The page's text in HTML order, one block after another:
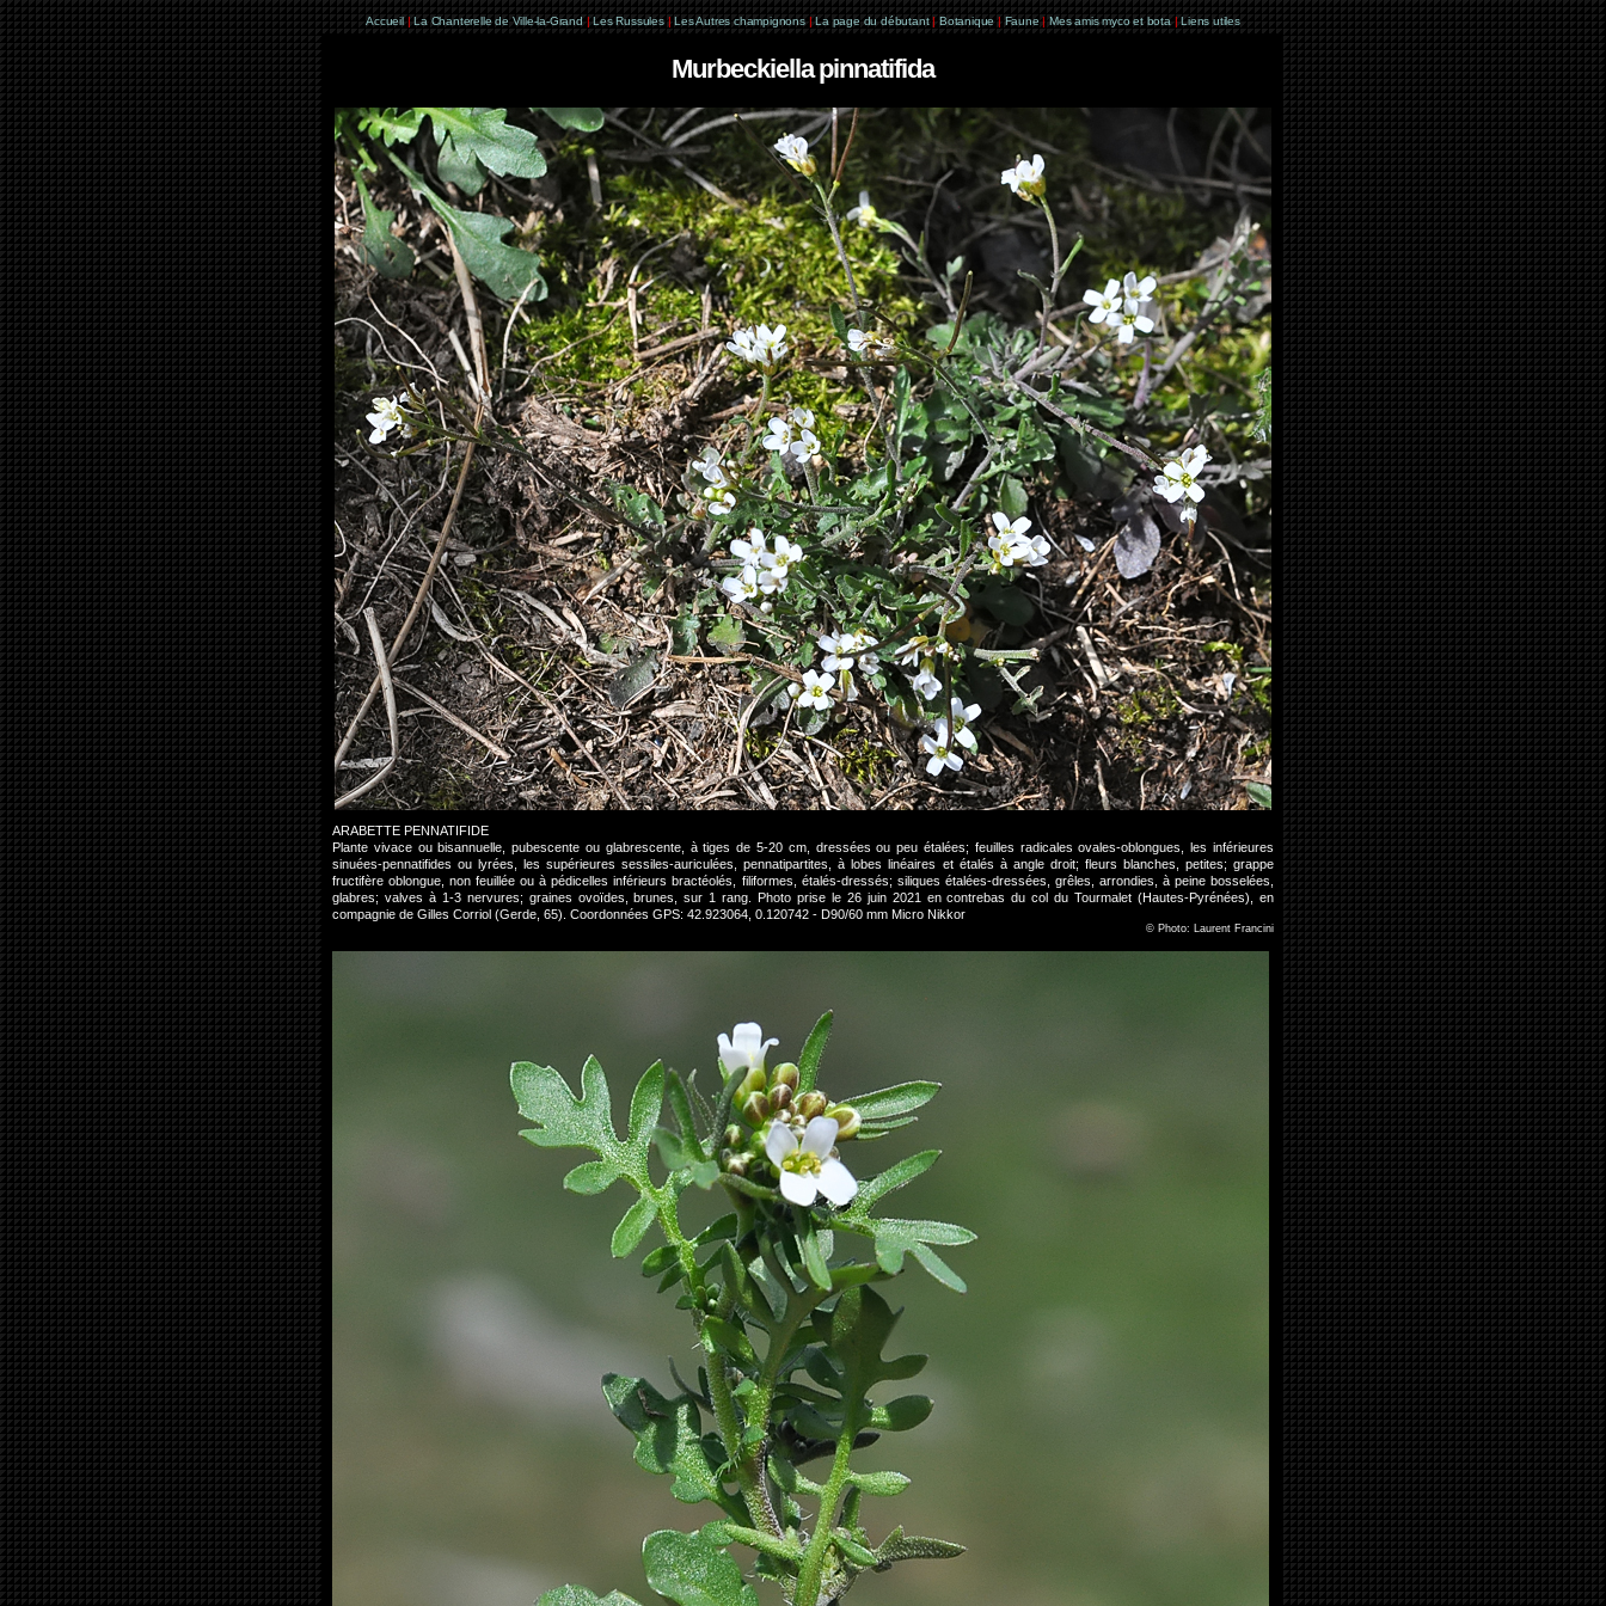
Accueil | La Chanterelle de Ville-la-Grand | Les Russules | Les Autres champignons | La page du débutant | Botanique | Faune | Mes amis myco et bota | Liens utiles
Murbeckiella pinnatifida
ARABETTE PENNATIFIDE
Plante vivace ou bisannuelle, pubescente ou glabrescente, à tiges de 5-20 cm, dressées ou peu étalées; feuilles radicales ovales-oblongues, les inférieures
sinuées-pennatifides ou lyrées, les supérieures sessiles-auriculées, pennatipartites, à lobes linéaires et étalés à angle droit; fleurs blanches, petites; grappe
fructifère oblongue, non feuillée ou à pédicelles inférieurs bractéolés, filiformes, étalés-dressés; siliques étalées-dressées, grêles, arrondies, à peine bosselées,
glabres; valves à 1-3 nervures; graines ovoïdes, brunes, sur 1 rang. Photo prise le 26 juin 2021 en contrebas du col du Tourmalet (Hautes-Pyrénées), en
compagnie de Gilles Corriol (Gerde, 65). Coordonnées GPS: 42.923064, 0.120742 - D90/60 mm Micro Nikkor
© Photo: Laurent Francini